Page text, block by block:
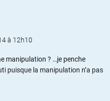
à 12h10
manipulation ? …je penche
puisque la manipulation n’a pas